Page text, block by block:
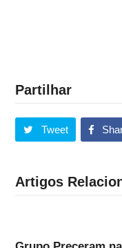
Partilhar
Tweet
Artigos